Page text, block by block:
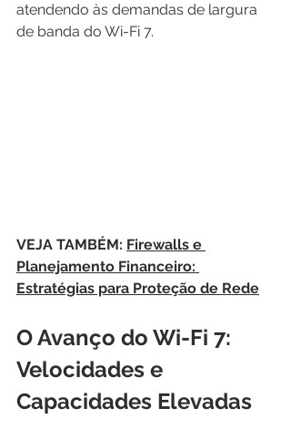
atendendo às demandas de largura
de banda do Wi-Fi 7.
VEJA TAMBÉM: Firewalls e
Planejamento Financeiro:
Estratégias para Proteção de Rede
O Avanço do Wi-Fi 7:
Velocidades e
Capacidades Elevadas